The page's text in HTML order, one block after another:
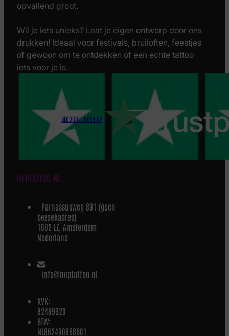
opvallend groot.
Wil je iets unieks? Laat je eigen ontwerp door ons
drukken! Ideaal voor festivals, bruiloften, feestjes
of gewoon om te ontdekken of een echte tattoo
iets voor je is.
BEOORDELINGEN OP
NEPTATTOO.NL
Parnassusweg 891 (geen
bezoekadres)
1082 LZ, Amsterdam
Nederland
info@neptattoo.nl
KVK:
82489920
BTW:
NL862490868B01